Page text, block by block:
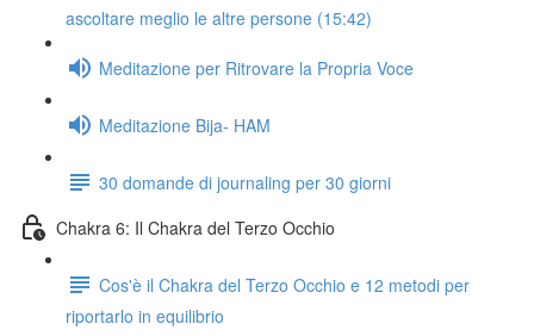
ascoltare meglio le altre persone (15:42)
Meditazione per Ritrovare la Propria Voce
Meditazione Bija- HAM
30 domande di journaling per 30 giorni
Chakra 6: Il Chakra del Terzo Occhio
Cos'è il Chakra del Terzo Occhio e 12 metodi per
riportarlo in equilibrio